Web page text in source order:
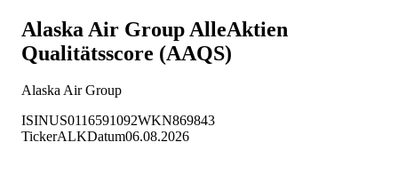
Alaska Air Group AlleAktien
Qualitätsscore (AAQS)
Alaska Air Group
ISINUS0116591092WKN869843
TickerALKDatum06.08.2026